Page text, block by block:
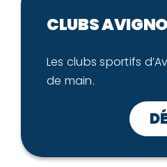
CLUBS
Les clubs sportifs
de main.